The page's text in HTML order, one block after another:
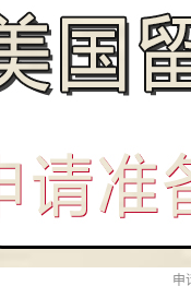
申